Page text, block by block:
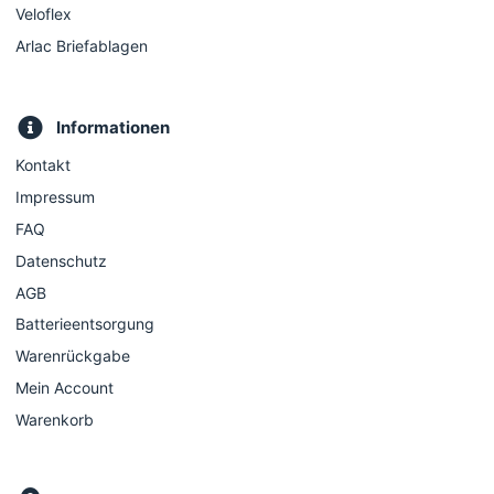
Veloflex
Arlac Briefablagen
Informationen
Kontakt
Impressum
FAQ
Datenschutz
AGB
Batterieentsorgung
Warenrückgabe
Mein Account
Warenkorb